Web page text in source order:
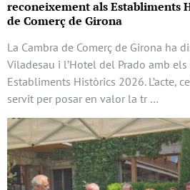
reconeixement als Establiments
de Comerç de Girona
La Cambra de Comerç de Girona ha
Viladesau i l’Hotel del Prado amb
Establiments Històrics 2026. L’acte,
servit per posar en valor la tr …